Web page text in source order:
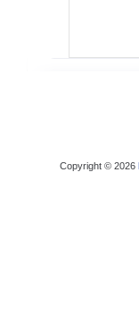
Copyright © 2026